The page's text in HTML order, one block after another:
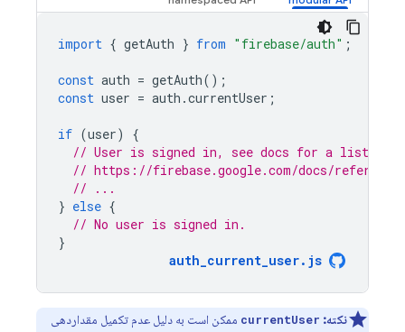
import { getAuth } from "firebase/auth" ;
const auth = getAuth();
const user = auth .currentUser ;
if (user)
{
// User is signed in, see docs for a list of
// https://firebase.google.com/docs/
// ...
} else {
// No user is signed in.
}
auth_current_user. js
نکته: currentUser ممکن است به دلیل عدم تکمیل مقداردهی